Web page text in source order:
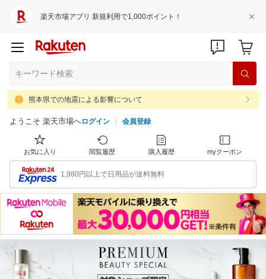
楽天市場アプリ 新規利用で1,000ポイント！
熊本県での地震による影響について
ようこそ 楽天市場へログイン 会員登録
お気に入り 閲覧履歴 購入履歴 myクーポン
1,980円以上で日用品が送料無料